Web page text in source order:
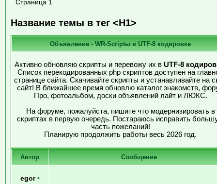
Страница 1
Название темы в тег <H1>
Объявление - WR-Scriptы в UTF-8 кодировке
Активно обновляю скрипты и перевожу их в UTF-8
Список перекодированных php скриптов доступен на
странице сайта. Скачивайте скрипты и устанавливайте на
сайт! В ближайшее время обновлю каталог знакомств,
Про, фотоальбом, доски объявлений лайт и ЛЮКС.
На форуме, пожалуйста, пишите что модернизировать в
скриптах в первую очередь. Постараюсь исправить
часть пожеланий!
Планирую продолжить работы весь 2026 год.
Автор Сообщение
egor •